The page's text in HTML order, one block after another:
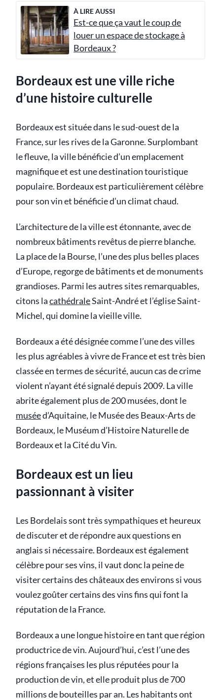
À LIRE AUSSI
Est-ce que ça vaut le coup de
louer un espace de stockage à
Bordeaux ?
Bordeaux est une ville riche
d’une histoire culturelle
Bordeaux est située dans le sud-ouest de la
France, sur les rives de la Garonne. Surplombant
le fleuve, la ville bénéficie d’un emplacement
magnifique et est une destination touristique
populaire. Bordeaux est particulièrement célèbre
pour son vin et bénéficie d’un climat chaud.
L’architecture de la ville est étonnante, avec de
nombreux bâtiments revêtus de pierre blanche.
La place de la Bourse, l’une des plus belles places
d’Europe, regorge de bâtiments et de monuments
grandioses. Parmi les autres sites remarquables,
citons lacathédraleSaint-André et l’église Saint-
Michel, qui domine la vieille ville.
Bordeaux a été désignée comme l’une des villes
les plus agréables à vivre de France et est très bien
classée en termes de sécurité, aucun cas de crime
violent n’ayant été signalé depuis 2009. La ville
abrite également plus de 200 musées, dont le
muséed’Aquitaine, le Musée des Beaux-Arts de
Bordeaux, le Muséum d’Histoire Naturelle de
Bordeaux et la Cité du Vin.
Bordeaux est un lieu
passionnant à visiter
Les Bordelais sont très sympathiques et heureux
de discuter et de répondre aux questions en
anglais si nécessaire. Bordeaux est également
célèbre pour ses vins, il vaut donc la peine de
visiter certains des châteaux des environs si vous
voulez goûter certains des vins fins qui font la
réputation de la France.
Bordeaux a une longue histoire en tant que région
productrice de vin. Aujourd’hui, c’est l’une des
régions françaises les plus réputées pour la
production de vin, et elle produit plus de 700
millions de bouteilles par an. Les habitants ont